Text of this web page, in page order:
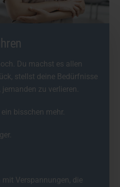
Du machst es allen
stellst deine Bedürfnisse
zu verlieren.
bisschen mehr.
mit Verspannungen, die